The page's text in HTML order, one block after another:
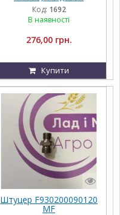
Код: 1692
В наявності
276,00 грн.
Купити
Штуцер F930200090120
MF